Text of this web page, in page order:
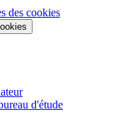
des cookies
d'étude